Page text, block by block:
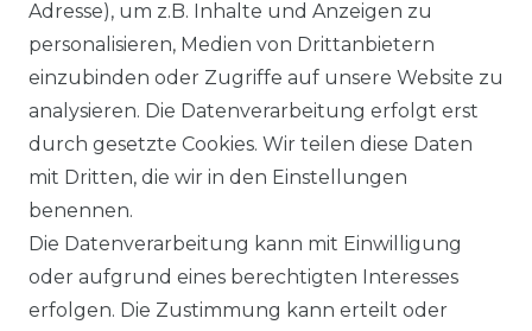
HILFE
KONTAKT
ANFAHRT
WIDERRUFS­FORMULAR
Adresse), um z.B. Inhalte und Anzeigen zu
personalisieren, Medien von Drittanbietern
einzubinden oder Zugriffe auf unsere Website zu
analysieren. Die Datenverarbeitung erfolgt erst
durch gesetzte Cookies. Wir teilen diese Daten
mit Dritten, die wir in den Einstellungen
benennen.
Die Datenverarbeitung kann mit Einwilligung
oder aufgrund eines berechtigten Interesses
erfolgen. Die Zustimmung kann erteilt oder